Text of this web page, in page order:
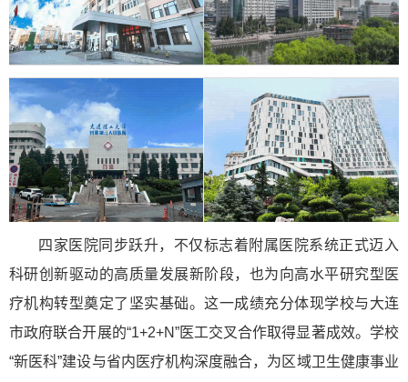
四家医院同步跃升，不仅标志着附属医院系统正式迈入
科研创新驱动的高质量发展新阶段，也为向高水平研究型医
疗机构转型奠定了坚实基础。这一成绩充分体现学校与大连
市政府联合开展的“1+2+N”医工交叉合作取得显著成效。学校
“新医科”建设与省内医疗机构深度融合，为区域卫生健康事业